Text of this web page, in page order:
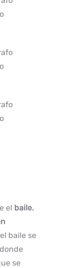
el baile.
el baile se
se